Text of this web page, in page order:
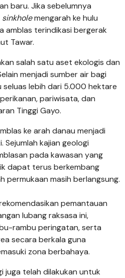
baru. Jika sebelumnya
sinkholemengarah ke hulu
amblas terindikasi bergerak
Tawar.
salah satu aset ekologis dan
menjadi sumber air bagi
lebih dari 5.000 hektare
pariwisata, dan
Tinggi Gayo.
ke arah danau menjadi
kajian geologi
pada kawasan yang
dapat terus berkembang
permukaan masih berlangsung.
pemantauan
lubang raksasa ini,
rambu peringatan, serta
secara berkala guna
zona berbahaya.
juga telah dilakukan untuk